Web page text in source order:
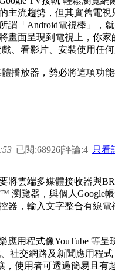
主流趨勢，但其實舊電
謂「Android電視棒」，
畫面呈現到電視上，你
、看影片、安裝使用任何
播放器，勢必將這項功
|已閱:68926|評論:4| 只看
瀏覽器，與個人Google
器，輸入文字整合有線
應用程式像YouTube 等
社交網路及新聞應用程
使用者可透過簡易且有